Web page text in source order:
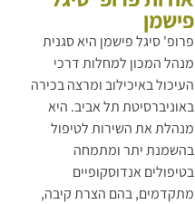
פישמן
פרופ' סיגל פישמן היא סגנית
מנהל המכון למחלות דרכי
העיכול באיכילוב ומרצה בכירה
באוניברסיטת תל אביב. היא
מנהלת את השירות לטיפול
בהשמנת יתר ומתמחה
בטיפולים אנדוסקופיים
מתקדמים, בהם הצרת קיבה,